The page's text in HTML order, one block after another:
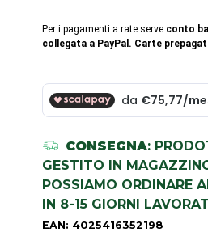
Per i pagamenti a rate serve conto
collegata a PayPal. Carte
CONSEGNA:
GESTITO IN
POSSIAMO ORDINARE
IN 8-15 GIORNI
EAN: 4025416352198